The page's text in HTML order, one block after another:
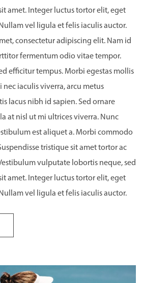
amet. Integer luctus tortor elit, eget
vel ligula et felis iaculis auctor.
consectetur adipiscing elit. Nam id
fermentum odio vitae tempor.
efficitur tempus. Morbi egestas mollis
nec iaculis viverra, arcu metus
lacus nibh id sapien. Sed ornare
at nisl ut mi ultrices viverra. Nunc
est aliquet a. Morbi commodo
tristique sit amet tortor ac
vulputate lobortis neque, sed
amet. Integer luctus tortor elit, eget
vel ligula et felis iaculis auctor.